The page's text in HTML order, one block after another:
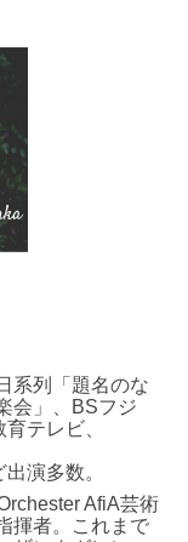
系列「題名のな
会」、BSフジ
テレビ、
演多数。
AfiA芸術
揮者。これまで